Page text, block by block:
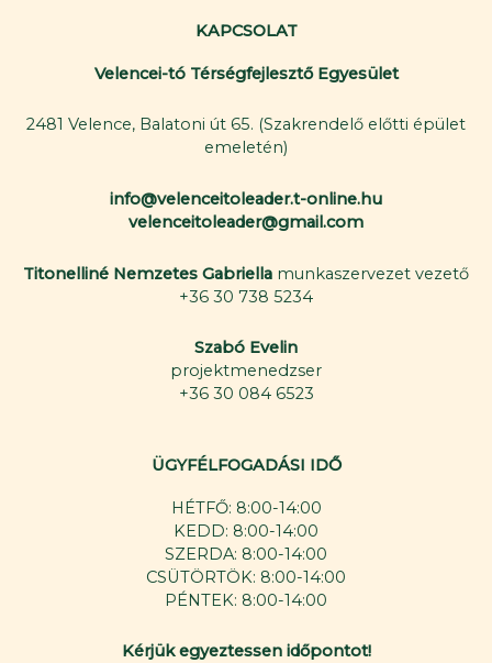
KAPCSOLAT
Velencei-tó Térségfejlesztő Egyesület
2481 Velence, Balatoni út 65. (Szakrendelő előtti épület
emeletén)
info@velenceitoleader.t-online.hu
velenceitoleader@gmail.com
Titonelliné Nemzetes Gabriella munkaszervezet vezető
+36 30 738 5234
Szabó Evelin
projektmenedzser
+36 30 084 6523
ÜGYFÉLFOGADÁSI IDŐ
HÉTFŐ: 8:00-14:00
KEDD: 8:00-14:00
SZERDA: 8:00-14:00
CSÜTÖRTÖK: 8:00-14:00
PÉNTEK: 8:00-14:00
Kérjük egyeztessen időpontot!